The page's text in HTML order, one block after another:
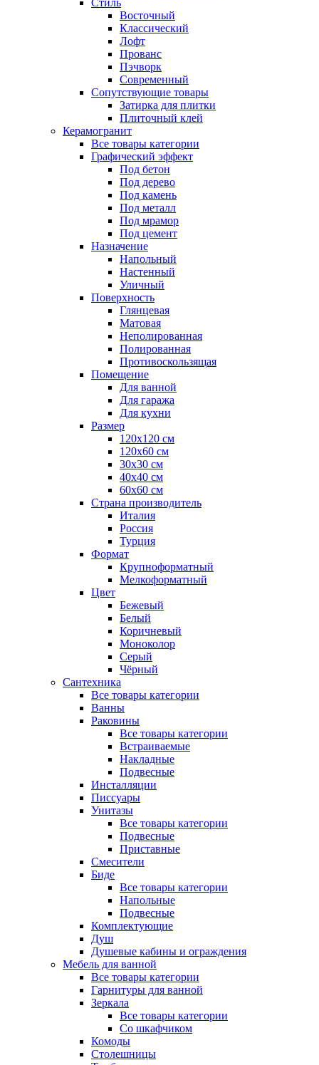
Стиль
Восточный
Классический
Лофт
Прованс
Пэчворк
Современный
Сопутствующие товары
Затирка для плитки
Плиточный клей
Керамогранит
Все товары категории
Графический эффект
Под бетон
Под дерево
Под камень
Под металл
Под мрамор
Под цемент
Назначение
Напольный
Настенный
Уличный
Поверхность
Глянцевая
Матовая
Неполированная
Полированная
Противоскользящая
Помещение
Для ванной
Для гаража
Для кухни
Размер
120x120 см
120x60 см
30x30 см
40x40 см
60x60 см
Страна производитель
Италия
Россия
Турция
Формат
Крупноформатный
Мелкоформатный
Цвет
Бежевый
Белый
Коричневый
Моноколор
Серый
Чёрный
Сантехника
Все товары категории
Ванны
Раковины
Все товары категории
Встраиваемые
Накладные
Подвесные
Инсталляции
Писсуары
Унитазы
Все товары категории
Подвесные
Приставные
Смесители
Биде
Все товары категории
Напольные
Подвесные
Комплектующие
Душ
Душевые кабины и ограждения
Мебель для ванной
Все товары категории
Гарнитуры для ванной
Зеркала
Все товары категории
Со шкафчиком
Комоды
Столешницы